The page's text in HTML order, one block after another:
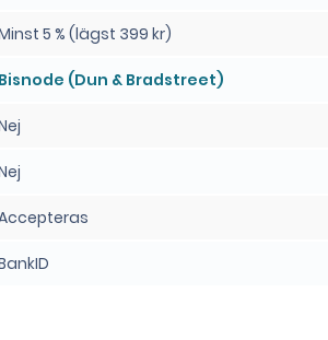
5 % (lägst 399 kr)
Bisnode (Dun & Bradstreet)